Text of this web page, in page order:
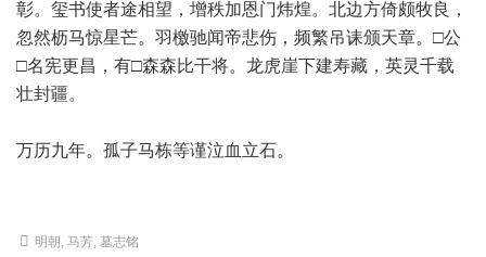
彰。玺书使者途相望，增秩加恩门炜煌。北边方倚颇牧良，
忽然枥马惊星芒。羽檄驰闻帝悲伤，频繁吊诔颁天章。□公
□名宪更昌，有□森森比干将。龙虎崖下建寿藏，英灵千载
壮封疆。
万历九年。孤子马栋等谨泣血立石。
明朝 ,马芳,墓志铭